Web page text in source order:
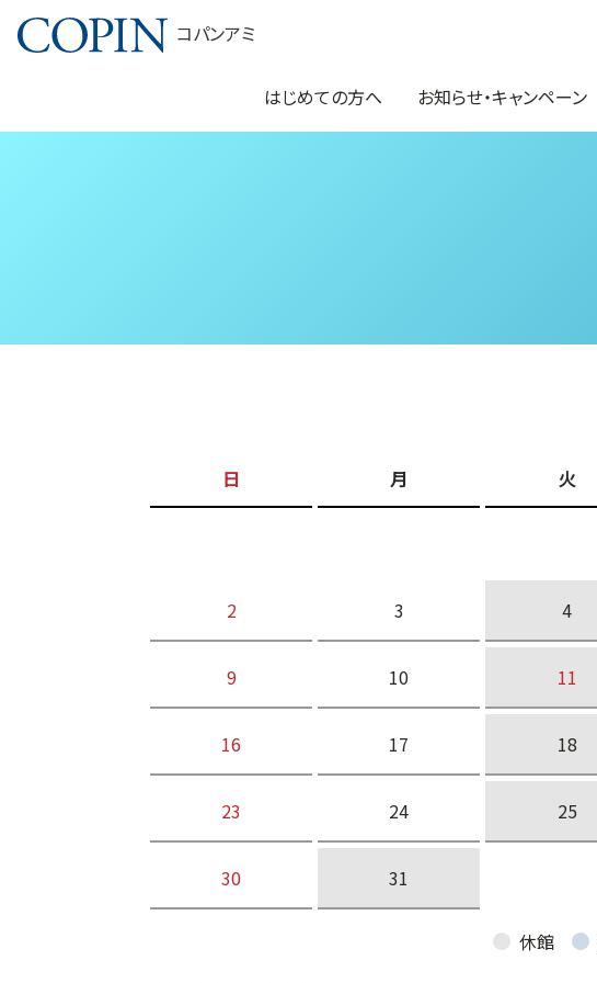
コパンアミ
はじめての方へ お知らせ・キャンペーン
日 月 火
2 3 4
9 10 11
16 17 18
23 24 25
30 31
休館